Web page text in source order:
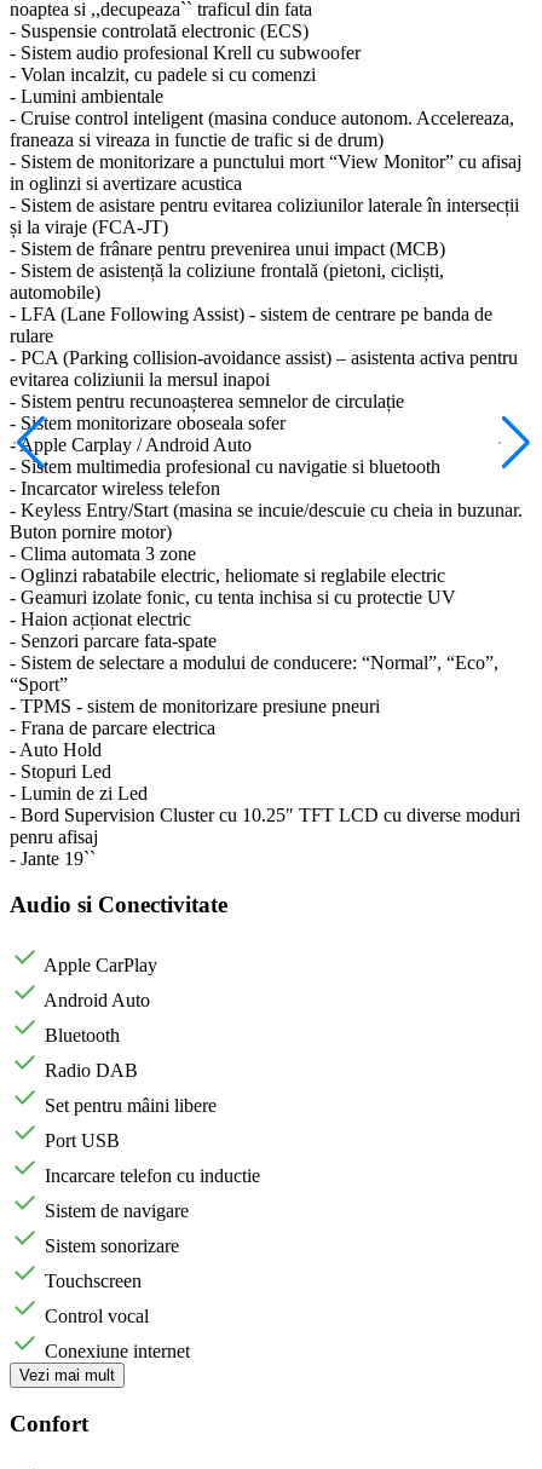
noaptea si ,,decupeaza`` traficul din fata
- Suspensie controlată electronic (ECS)
- Sistem audio profesional Krell cu subwoofer
- Volan incalzit, cu padele si cu comenzi
- Lumini ambientale
- Cruise control inteligent (masina conduce autonom. Accelereaza,
franeaza si vireaza in functie de trafic si de drum)
- Sistem de monitorizare a punctului mort “View Monitor” cu afisaj
in oglinzi si avertizare acustica
- Sistem de asistare pentru evitarea coliziunilor laterale în intersecții
și la viraje (FCA-JT)
- Sistem de frânare pentru prevenirea unui impact (MCB)
- Sistem de asistență la coliziune frontală (pietoni, cicliști,
automobile)
- LFA (Lane Following Assist) - sistem de centrare pe banda de
rulare
- PCA (Parking collision-avoidance assist) – asistenta activa pentru
evitarea coliziunii la mersul inapoi
- Sistem pentru recunoașterea semnelor de circulație
- Sistem monitorizare oboseala sofer
- Apple Carplay / Android Auto
- Sistem multimedia profesional cu navigatie si bluetooth
- Incarcator wireless telefon
- Keyless Entry/Start (masina se incuie/descuie cu cheia in buzunar.
Buton pornire motor)
- Clima automata 3 zone
- Oglinzi rabatabile electric, heliomate si reglabile electric
- Geamuri izolate fonic, cu tenta inchisa si cu protectie UV
- Haion acționat electric
- Senzori parcare fata-spate
- Sistem de selectare a modului de conducere: “Normal”, “Eco”,
“Sport”
- TPMS - sistem de monitorizare presiune pneuri
- Frana de parcare electrica
- Auto Hold
- Stopuri Led
- Lumin de zi Led
- Bord Supervision Cluster cu 10.25″ TFT LCD cu diverse moduri
penru afisaj
- Jante 19``
Audio si Conectivitate
Apple CarPlay
Android Auto
Bluetooth
Radio DAB
Set pentru mâini libere
Port USB
Incarcare telefon cu inductie
Sistem de navigare
Sistem sonorizare
Touchscreen
Control vocal
Conexiune internet
Vezi mai mult
Confort